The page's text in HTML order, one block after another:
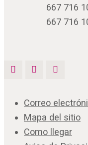
667 716
667 716
Correo
Mapa del sitio
Como llegar